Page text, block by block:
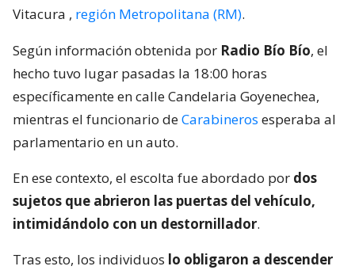
Vitacura , región Metropolitana (RM).
Según información obtenida por Radio Bío Bío, el
hecho tuvo lugar pasadas la 18:00 horas
específicamente en calle Candelaria Goyenechea,
mientras el funcionario deCarabineros esperaba al
parlamentario en un auto.
En ese contexto, el escolta fue abordado por dos
sujetos que abrieron las puertas del vehículo,
intimidándolo con un destornillador.
Tras esto, los individuos lo obligaron a descender